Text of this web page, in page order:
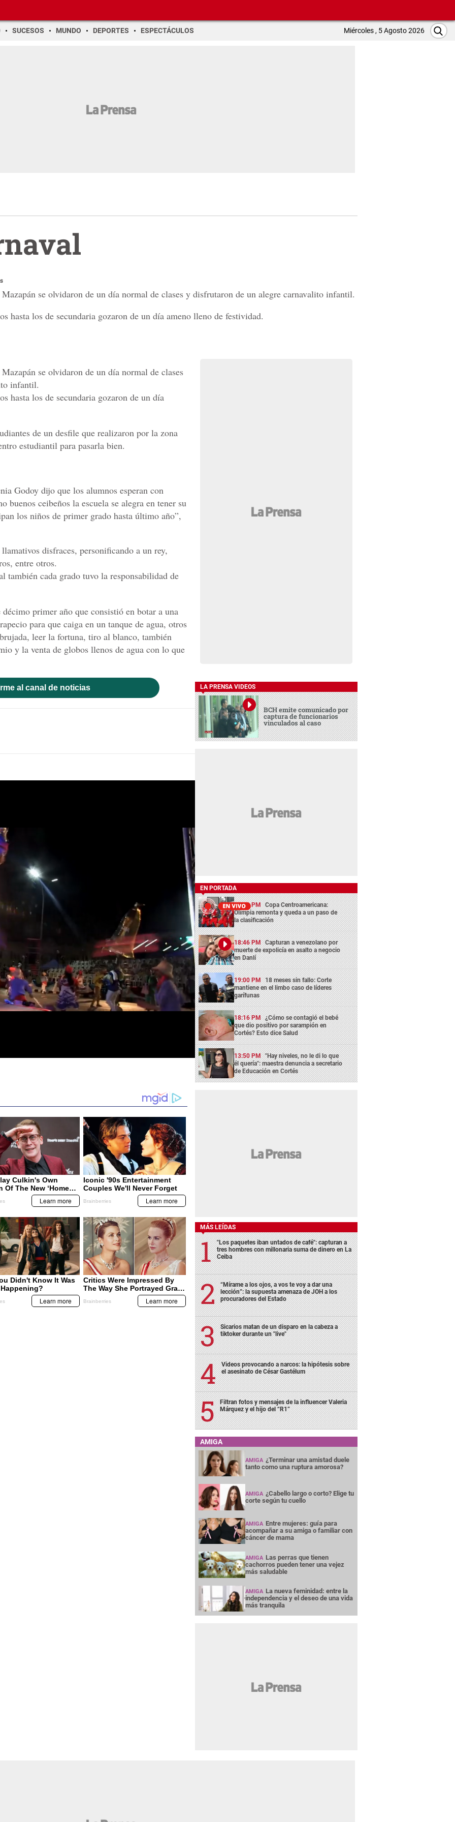
SUCESOS MUNDO DEPORTES ESPECTÁCULOS Miércoles , 5 Agosto 2026
se olvidaron de un día normal de clases y disfrutaron de un alegre carnavalito infantil.
hasta los de secundaria gozaron de un día ameno lleno de festividad.
se olvidaron de un día normal de clases
infantil.
hasta los de secundaria gozaron de un día
de un desfile que realizaron por la zona
estudiantil para pasarla bien.
Godoy dijo que los alumnos esperan con
buenos ceibeños la escuela se alegra en tener su
los niños de primer grado hasta último año”,
disfraces, personificando a un rey,
entre otros.
también cada grado tuvo la responsabilidad de
primer año que consistió en botar a una
para que caiga en un tanque de agua, otros
leer la fortuna, tiro al blanco, también
y la venta de globos llenos de agua con lo que
al canal de noticias LA PRENSA VIDEOS
BCH emite comunicado por
captura de funcionarios
vinculados al caso
EN PORTADA
13:29 PM Copa Centroamericana:
Olimpia remonta y queda a un paso de
la clasificación
18:46 PM Capturan a venezolano por
muerte de expolicía en asalto a negocio
en Danlí
19:00 PM 18 meses sin fallo: Corte
mantiene en el limbo caso de líderes
garífunas
18:16 PM ¿Cómo se contagió el bebé
que dio positivo por sarampión en
Cortés? Esto dice Salud
13:50 PM "Hay niveles, no le di lo que
él quería": maestra denuncia a secretario
de Educación en Cortés
MÁS LEÍDAS
"Los paquetes iban untados de café": capturan a
tres hombres con millonaria suma de dinero en La
Ceiba
“Mírame a los ojos, a vos te voy a dar una
lección”: la supuesta amenaza de JOH a los
procuradores del Estado
Sicarios matan de un disparo en la cabeza a
tiktoker durante un "live"
Videos provocando a narcos: la hipótesis sobre
el asesinato de César Gastélum
Filtran fotos y mensajes de la influencer Valeria
Márquez y el hijo del “R1”
AMIGA
AMIGA ¿Terminar una amistad duele
tanto como una ruptura amorosa?
AMIGA ¿Cabello largo o corto? Elige tu
corte según tu cuello
AMIGA Entre mujeres: guía para
acompañar a su amiga o familiar con
cáncer de mama
AMIGA Las perras que tienen
cachorros pueden tener una vejez
más saludable
AMIGA La nueva feminidad: entre la
independencia y el deseo de una vida
más tranquila